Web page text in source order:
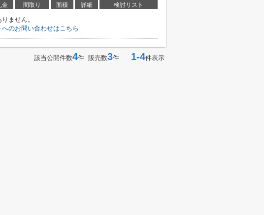
金 間取り 面積 詳細 検討リスト
ません。
のお問い合わせはこちら
該当公開件数4件 販売数3件 1-4件表示